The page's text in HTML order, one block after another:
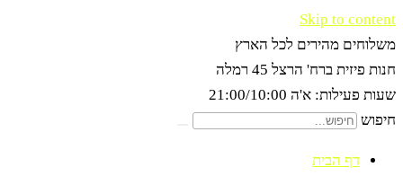
Skip to content
משלוחים מהירים לכל הארץ
חנות פיזית ברח' הרצל 45 רמלה
שעות פעילות: א'ה 21:00/10:00
חיפוש
דף הבית